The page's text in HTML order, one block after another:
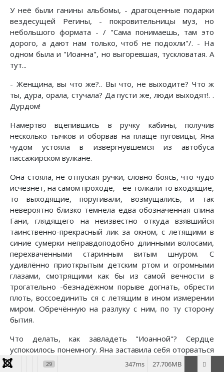
У неё были ганины альбомы, - драгоценные подарки
вездесущей Регины, - покровительницы муз, но
небольшого формата - / "Сама понимаешь, там это
дорого, а дают нам только, чтоб не подохли"/. - На
одном была и "Иоанна", но выгоревшая, тускловатая. А
тут...
- Женщина, вы что же?.. Вы что, не выходите? Что ж
ты, дура, орала, стучала? Да пусти же, люди выходят!. .
Дурдом!
Намертво вцепившись в ручку кабины, получив
несколько тычков и оборвав на плаще пуговицы, Яна
чудом устояла в извергнувшемся из автобуса
пассажирском вулкане.
Она стояла, не отпуская ручки, словно боясь, что чудо
исчезнет, на самом проходе, - её толкали то входящие,
то выходящие, поругивали, возмущались, и так
невероятно близко темнела едва обозначенная спина
Гани, глядящего на неизвестно откуда взявшийся
таинственно-прекрасный лик за окном, с летящими в
синие сумерки неправдоподобно длинными волосами,
перехваченными старинным витым шнуром. С
удивлённо приоткрытым детским ртом и огромными
глазами, смотрящими как бы из самой вечности в
трогательно -безнадёжном порыве догнать, обрести
плоть, воссоединить ся с летящим в ином измерении
миром. Обречённую на разлуку с ним, по ту сторону
бытия.
Что делать, как завладеть "Иоанной"? Сердце
успокоилось понемногу. Яна заставила себя оторваться
наконец от ручки, села на переднее освободившееся
29 27.706MB
347ms